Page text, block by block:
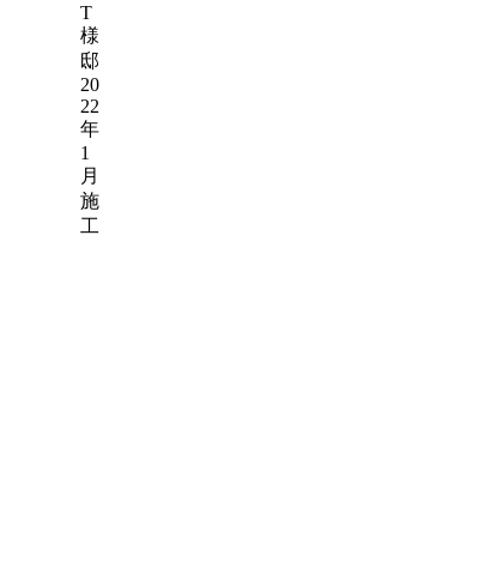
T
様
邸
20
22
年
1
月
施
工